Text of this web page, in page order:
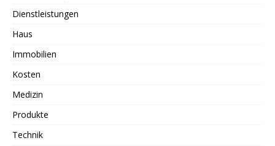
Dienstleistungen
Haus
Immobilien
Kosten
Medizin
Produkte
Technik